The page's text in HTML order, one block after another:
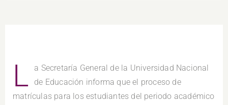
L
a Secretaría General de la Universidad Nacional
de Educación informa que el proceso de
matrículas para los estudiantes del periodo académico